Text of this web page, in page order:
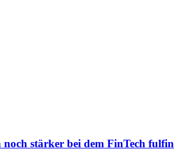
noch stärker bei dem FinTech fulfin